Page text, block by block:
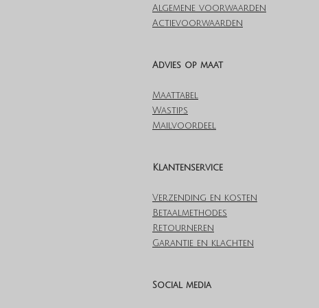
Algemene voorwaarden
Actievoorwaarden
Advies op maat
Maattabel
Wastips
Mailvoordeel
Klantenservice
Verzending en kosten
Betaalmethodes
Retourneren
Garantie en klachten
Social media